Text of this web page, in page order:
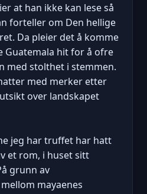
at han ikke kan lese så
forteller om Den hellige
Da pleier det å komme
Guatemala hit for å ofre
med stolthet i stemmen.
med merker etter
over landskapet
jeg har truffet har hatt
et rom, i huset sitt
grunn av
mayaenes